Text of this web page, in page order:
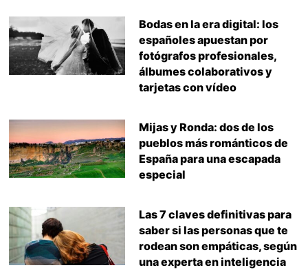
Bodas en la era digital: los
españoles apuestan por
fotógrafos profesionales,
álbumes colaborativos y
tarjetas con vídeo
Mijas y Ronda: dos de los
pueblos más románticos de
España para una escapada
especial
Las 7 claves definitivas para
saber si las personas que te
rodean son empáticas, según
una experta en inteligencia